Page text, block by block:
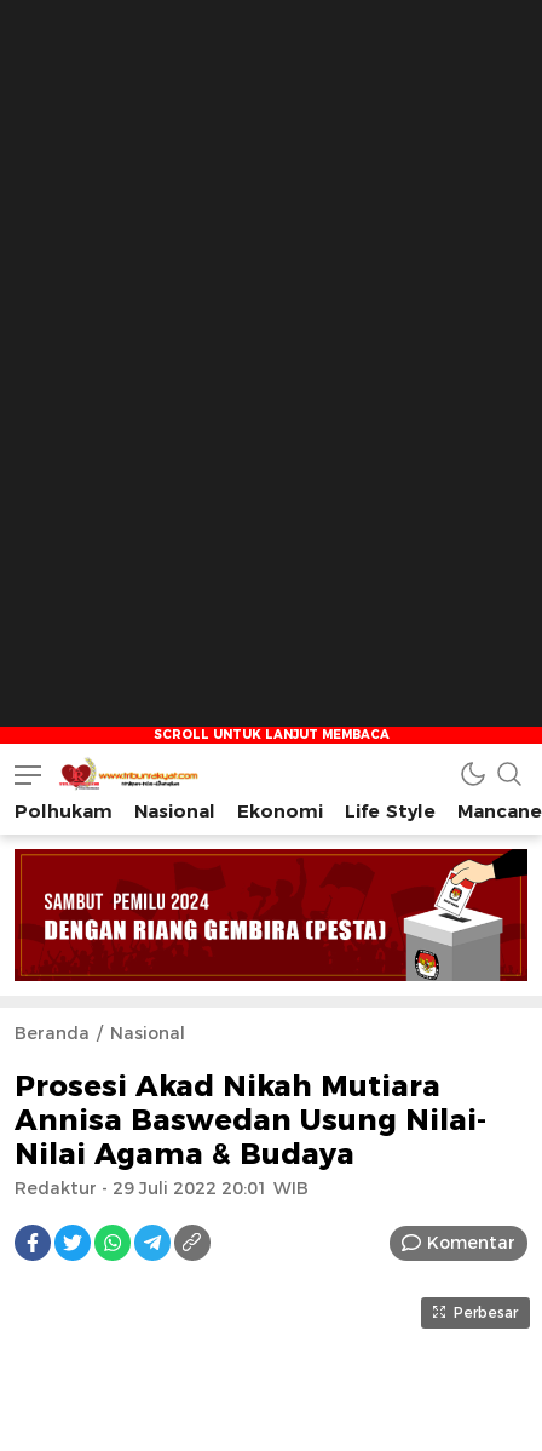
Tribun Rakyat
Tulus – Terdepan – Diharapkan
Polhukam Nasional Ekonomi Life Style
Beranda Nasional
Prosesi Akad Nikah Mutiara
Annisa Baswedan Usung Nilai-
Nilai Agama & Budaya
Redaktur - 29 Juli 2022 20:01 WIB
Komentar
Perbesar